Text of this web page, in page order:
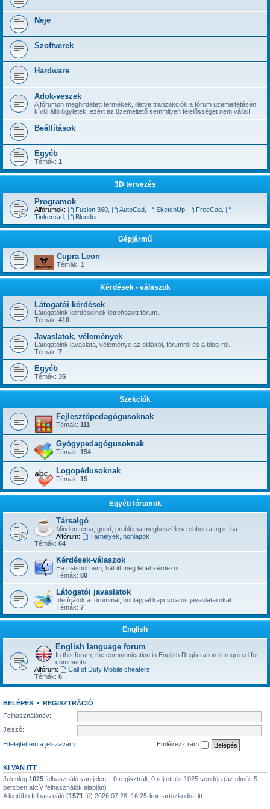
Neje
Szoftverek
Hardware
Adok-veszek
A fórumon meghirdetett termékek, illetve tranzakciók a fórum üzemeltetésén
kívül álló ügyletek, ezért az üzemeltető semmilyen felelősséget nem vállal!
Beállítások
Egyéb
Témák: 1
3D tervezés
Programok
Alfórumok: Fusion 360, AutoCad, SketchUp, FreeCad
Tinkercad
Blender
Gépjármű
Cupra Leon
Témák: 1
Kérdések - válaszok
Látogatói kérdések
Látogatóink kérdéseinek létrehozott fórum.
Témák: 410
Javaslatok, vélemények
Látogatóink javaslata, véleménye az oldalról, fórumról és a blog-ról.
Témák: 7
Egyéb
Témák: 35
Szekciók
Fejlesztőpedagógusoknak
Témák: 111
Gyógypedagógusoknak
Témák: 154
Logopédusoknak
Témák: 15
Egyéb fórumok
Társalgó
Minden téma, gond, probléma megbeszélése ebben a topic-ba.
Alfórum:
Tárhelyek, honlapok
Témák: 64
Kérdések-válaszok
Ha máshol nem, hát itt meg lehet kérdezni
Témák: 80
Látogatói javaslatok
Ide írjátok a fórummal, honlappal kapcsolatos javaslataitokat
Témák: 7
English
English language forum
In this forum, the communication in English Registration is required for
comments.
Alfórum:
Call of Duty Mobile cheaters
Témák: 6
BELÉPÉS • REGISZTRÁCIÓ
Felhasználónév:
Jelszó:
Elfelejtettem a jelszavam
Emlékezz rám
KI VAN ITT
Jelenleg 1025 felhasználó van jelen :: 0 regisztrált, 0 rejtett és 1025 vendég (az elmúlt 5
percben aktív felhasználók alapján)
A legtöbb felhasználó (1571 fő) 2026.07.28. 16:25-kor tartózkodott itt.